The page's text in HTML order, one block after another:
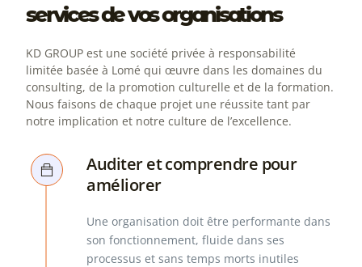
services de vos organisations
KD GROUP est une société privée à responsabilité
limitée basée à Lomé qui œuvre dans les domaines du
consulting, de la promotion culturelle et de la formation.
Nous faisons de chaque projet une réussite tant par
notre implication et notre culture de l’excellence.
Auditer et comprendre pour
améliorer
Une organisation doit être performante dans
son fonctionnement, fluide dans ses
processus et sans temps morts inutiles